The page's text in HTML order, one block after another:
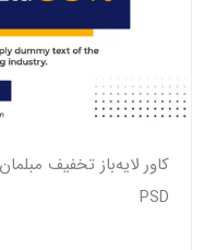
کاور لایه‌باز تخفیف
PSD